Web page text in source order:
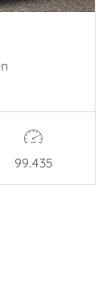
99.435